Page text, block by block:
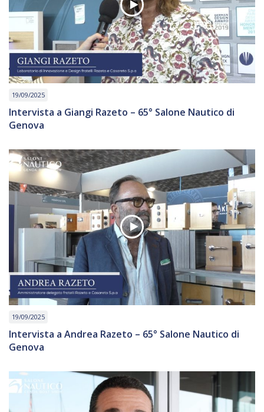
19/09/2025
Intervista a Giangi Razeto – 65° Salone Nautico di
Genova
19/09/2025
Intervista a Andrea Razeto – 65° Salone Nautico di
Genova